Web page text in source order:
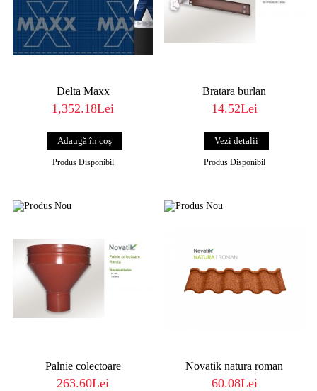
Delta Maxx
1,352.18Lei
Produs Disponibil
Bratara burlan
14.52Lei
Vezi detalii
Produs Disponibil
Palnie colectoare
263.60Lei
Novatik natura roman
60.08Lei